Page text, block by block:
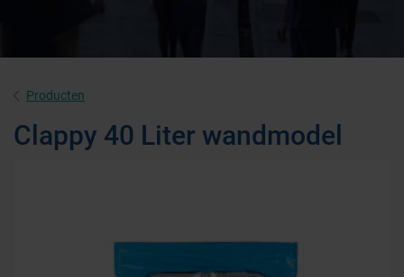
Producten
Clappy 40 Liter wandmodel